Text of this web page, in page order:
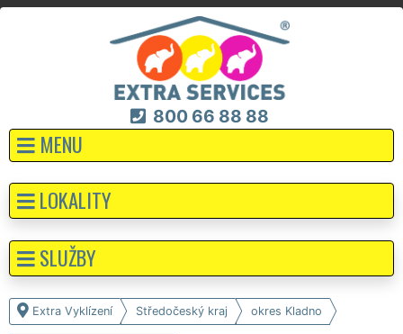
800 66 88 88
MENU
Extra Vyklízení Středočeský kraj okres Kladno
LOKALITY
SLUŽBY